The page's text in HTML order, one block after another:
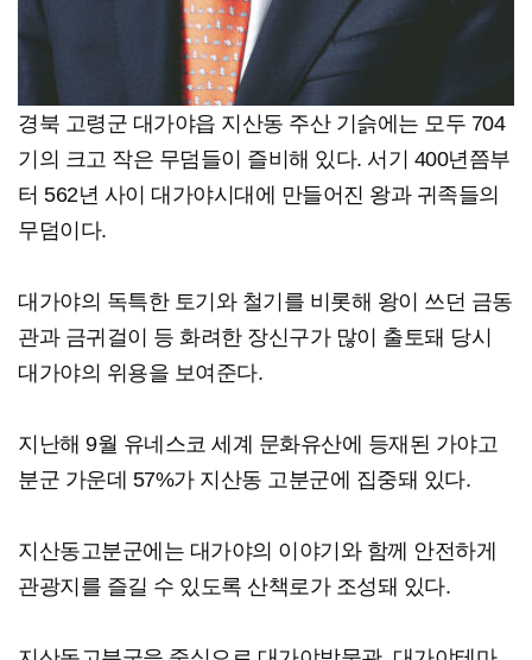
경북 고령군 대가야읍 지산동 주산 기슭에는 모두 704
기의 크고 작은 무덤들이 즐비해 있다. 서기 400년쯤부
터 562년 사이 대가야시대에 만들어진 왕과 귀족들의
무덤이다.
대가야의 독특한 토기와 철기를 비롯해 왕이 쓰던 금동
관과 금귀걸이 등 화려한 장신구가 많이 출토돼 당시
대가야의 위용을 보여준다.
지난해 9월 유네스코 세계 문화유산에 등재된 가야고
분군 가운데 57%가 지산동 고분군에 집중돼 있다.
지산동고분군에는 대가야의 이야기와 함께 안전하게
관광지를 즐길 수 있도록 산책로가 조성돼 있다.